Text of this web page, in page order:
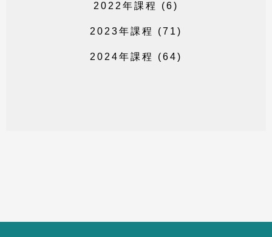
2 0 2 2 年課 程 (6)
2 0 2 3年課 程 (7 1 )
2 0 2 4年課 程 (64)